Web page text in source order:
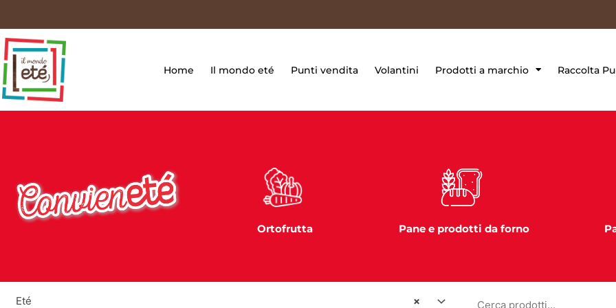
contenuto
Home Il mondo eté Punti vendita Volantini Prodotti a marchio Raccolta
Ortofrutta Pane e prodotti da forno
×
Eté